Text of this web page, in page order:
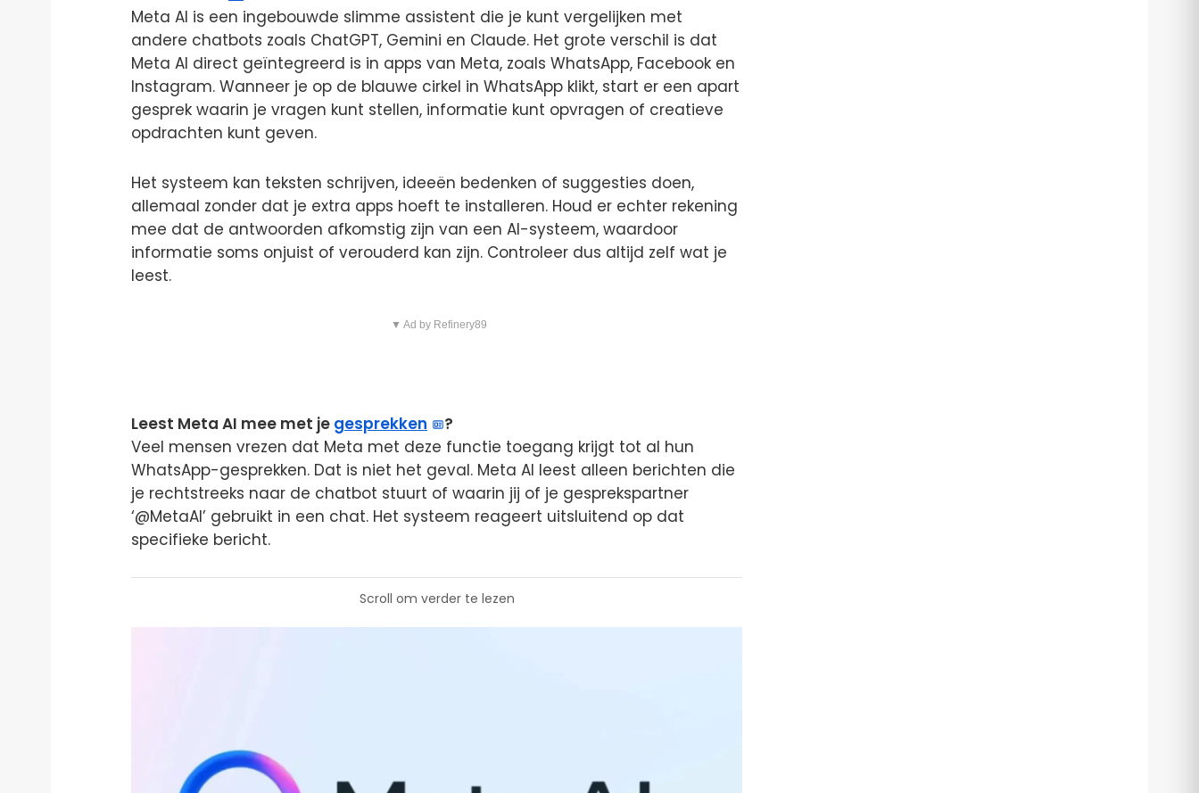
Meta AI is een ingebouwde slimme assistent die je kunt vergelijken met
andere chatbots zoals ChatGPT, Gemini en Claude. Het grote verschil is dat
Meta AI direct geïntegreerd is in apps van Meta, zoals WhatsApp, Facebook en
Instagram. Wanneer je op de blauwe cirkel in WhatsApp klikt, start er een apart
gesprek waarin je vragen kunt stellen, informatie kunt opvragen of creatieve
opdrachten kunt geven.
Het systeem kan teksten schrijven, ideeën bedenken of suggesties doen,
allemaal zonder dat je extra apps hoeft te installeren. Houd er echter rekening
mee dat de antwoorden afkomstig zijn van een AI-systeem, waardoor
informatie soms onjuist of verouderd kan zijn. Controleer dus altijd zelf wat je
leest.
▼ Ad by Refinery89
Leest Meta AI mee met je gesprekken
?
Veel mensen vrezen dat Meta met deze functie toegang krijgt tot al hun
WhatsApp-gesprekken. Dat is niet het geval. Meta AI leest alleen berichten die
je rechtstreeks naar de chatbot stuurt of waarin jij of je gesprekspartner
‘@MetaAI’ gebruikt in een chat. Het systeem reageert uitsluitend op dat
specifieke bericht.
Scroll om verder te lezen